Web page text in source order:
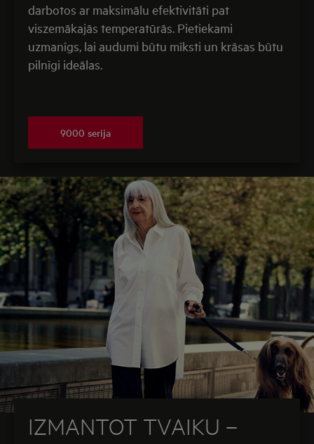
darbotos ar maksimālu efektivitāti pat
viszemākajās temperatūrās. Pietiekami
uzmanīgs, lai audumi būtu mīksti un krāsas būtu
pilnīgi ideālas.
9000 serija
IZMANTOT TVAIKU –